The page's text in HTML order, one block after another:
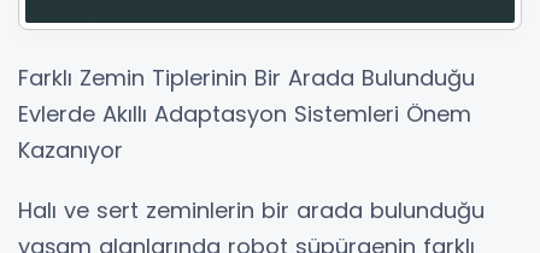
Farklı Zemin Tiplerinin Bir Arada Bulunduğu
Evlerde Akıllı Adaptasyon Sistemleri Önem
Kazanıyor
Halı ve sert zeminlerin bir arada bulunduğu
yaşam alanlarında robot süpürgenin farklı